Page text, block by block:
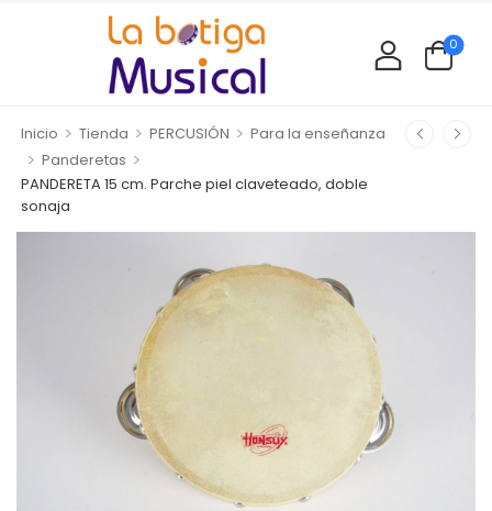
0
Inicio > Tienda > PERCUSIÓN > Para la enseñanza
> Panderetas >
PANDERETA 15 cm. Parche piel claveteado, doble
sonaja